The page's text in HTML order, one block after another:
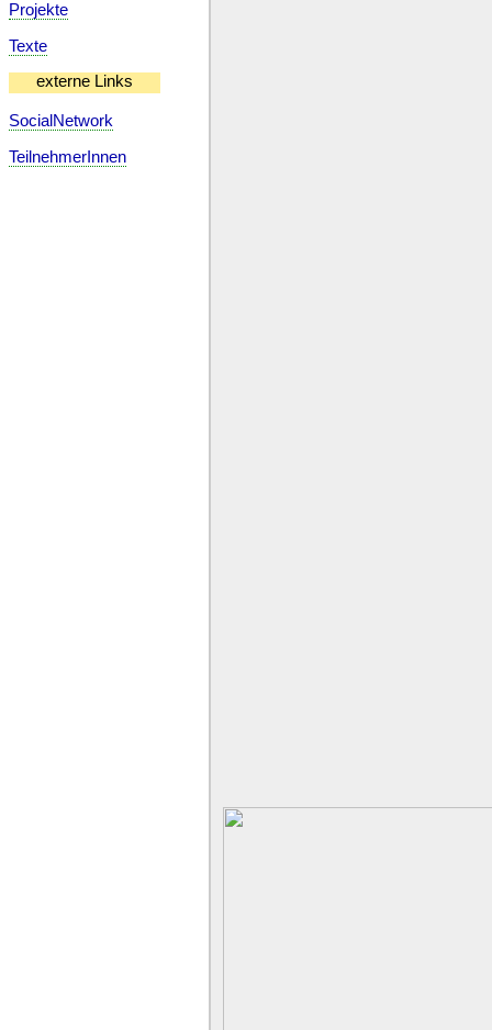
Projekte
Texte
externe Links
SocialNetwork
TeilnehmerInnen